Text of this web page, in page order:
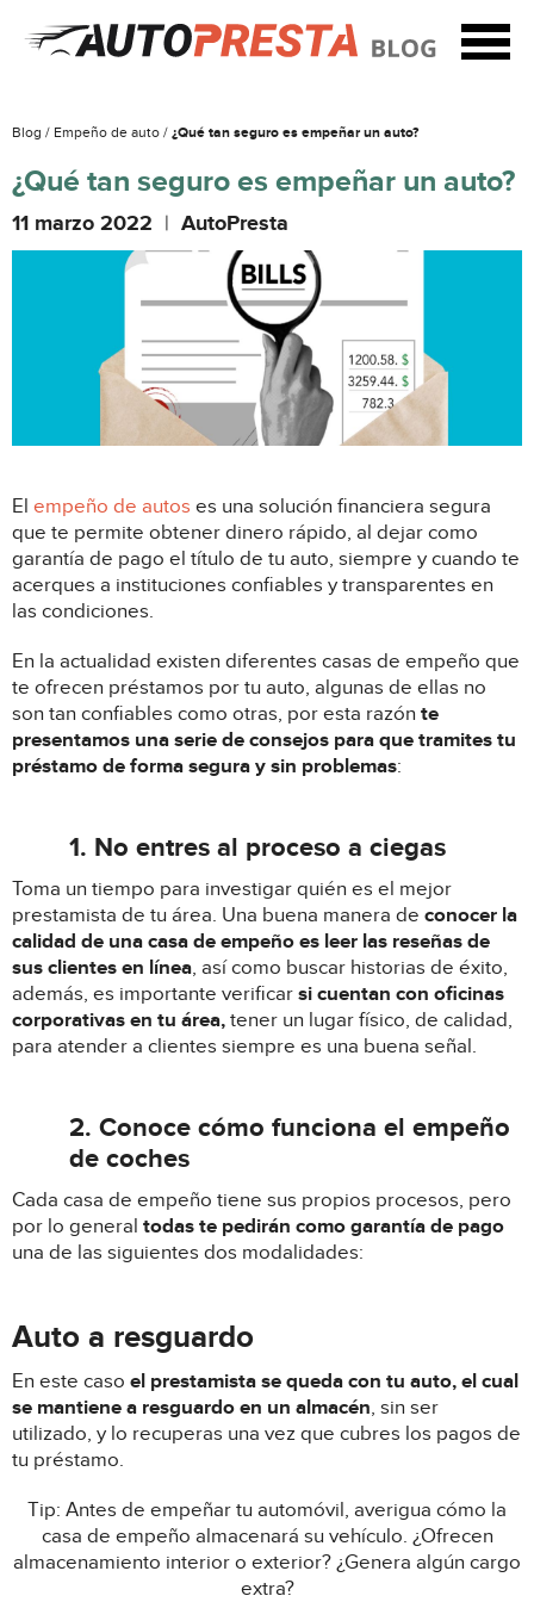
Blog / Empeño de auto / ¿Qué tan seguro es empeñar un auto?
¿Qué tan seguro es empeñar un auto?
11 marzo 2022 | AutoPresta
El empeño de autos es una solución financiera segura
que te permite obtener dinero rápido, al dejar como
garantía de pago el título de tu auto, siempre y cuando te
acerques a instituciones confiables y transparentes en
las condiciones.
En la actualidad existen diferentes casas de empeño que
te ofrecen préstamos por tu auto, algunas de ellas no
son tan confiables como otras, por esta razón te
presentamos una serie de consejos para que tramites tu
préstamo de forma segura y sin problemas:
1. No entres al proceso a ciegas
Toma un tiempo para investigar quién es el mejor
prestamista de tu área. Una buena manera de conocer la
calidad de una casa de empeño es leer las reseñas de
sus clientes en línea, así como buscar historias de éxito,
además, es importante verificar si cuentan con oficinas
corporativas en tu área, tener un lugar físico, de calidad,
para atender a clientes siempre es una buena señal.
2. Conoce cómo funciona el empeño
de coches
Cada casa de empeño tiene sus propios procesos, pero
por lo general todas te pedirán como garantía de pago
una de las siguientes dos modalidades:
Auto a resguardo
En este caso el prestamista se queda con tu auto, el cual
se mantiene a resguardo en un almacén, sin ser
utilizado, y lo recuperas una vez que cubres los pagos de
tu préstamo.
Tip: Antes de empeñar tu automóvil, averigua cómo la
casa de empeño almacenará su vehículo. ¿Ofrecen
almacenamiento interior o exterior? ¿Genera algún cargo
extra?